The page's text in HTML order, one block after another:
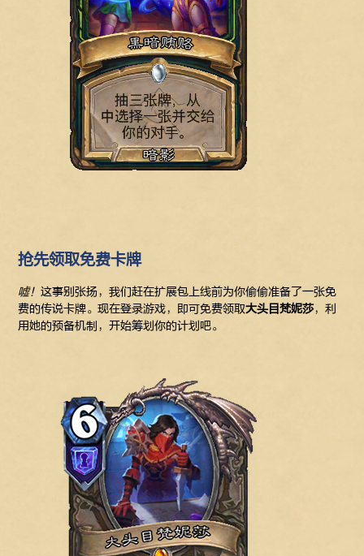
抢先领取免费卡牌
嘘！这事别张扬，我们赶在扩展包上线前为你偷偷准备了一张免
费的传说卡牌。现在登录游戏，即可免费领取大头目梵妮莎，利
用她的预备机制，开始筹划你的计划吧。